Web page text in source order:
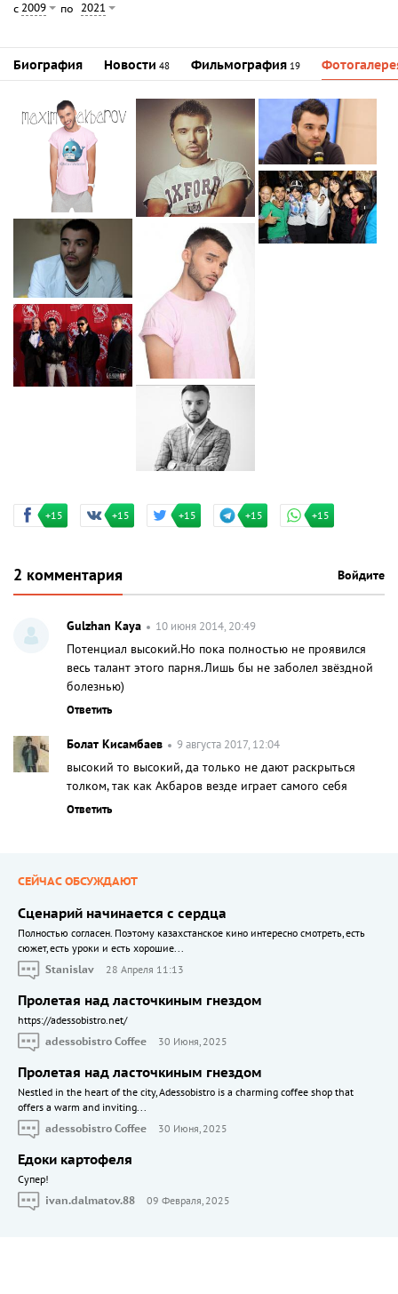
с 2009 по 2021
Биография Новости 48 Фильмография 19
+15 +15 +15 +15 +15
2 комментария Войдите
Gulzhan Kaya 10 июня 2014, 20:49
Потенциал высокий.Но пока полностью не проявился
весь талант этого парня.Лишь бы не заболел звёздной
болезнью)
Ответить
Болат Кисамбаев 9 августа 2017, 12:04
высокий то высокий, да только не дают раскрыться
толком, так как Акбаров везде играет самого себя
Ответить
СЕЙЧАС ОБСУЖДАЮТ
Сценарий начинается с сердца
Полностью согласен. Поэтому казахстанское кино интересно смотреть, есть
сюжет, есть уроки и есть хорошие...
Stanislav
28 Апреля 11:13
Пролетая над ласточкиным гнездом
https://adessobistro.net/
adessobistro Coffee
30 Июня, 2025
Пролетая над ласточкиным гнездом
Nestled in the heart of the city, Adessobistro is a charming coffee shop that
offers a warm and inviting...
adessobistro Coffee
30 Июня, 2025
Едоки картофеля
Cупер!
ivan.dalmatov.88
09 Февраля, 2025